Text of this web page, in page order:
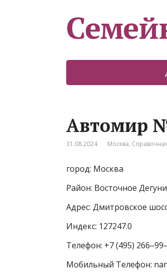
Автомир
31.08.2024 Москва,
город: Москва
Район: Восточное
Адрес: Дмитровское
Индекс: 127247.0
Телефон: +7 (495)
Мобильный Телефон: